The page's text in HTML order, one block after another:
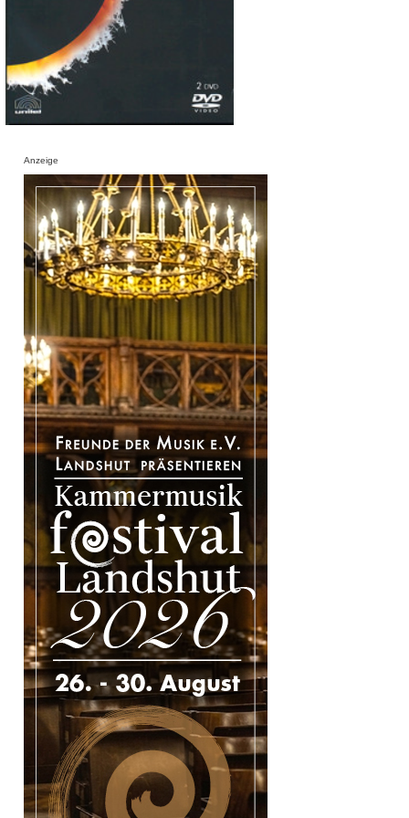
Anzeige